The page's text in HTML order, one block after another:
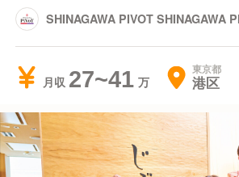
SHINAGAWA PIVOT SHINAGAWA
月収 27~41 東京都
港区